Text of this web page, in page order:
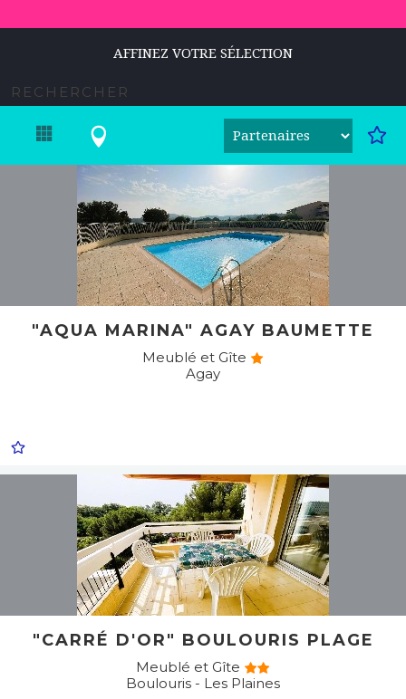
AFFINEZ VOTRE SÉLECTION
"AQUA MARINA" AGAY BAUMETTE
Meublé et Gîte
Agay
"CARRÉ D'OR" BOULOURIS PLAGE
Meublé et Gîte
Boulouris - Les Plaines